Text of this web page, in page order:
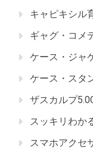
キャピキシル
ギャグ・コメ
ケース・ジャ
ケース・スタ
ザスカルプ
スッキリわか
スマホアクセ